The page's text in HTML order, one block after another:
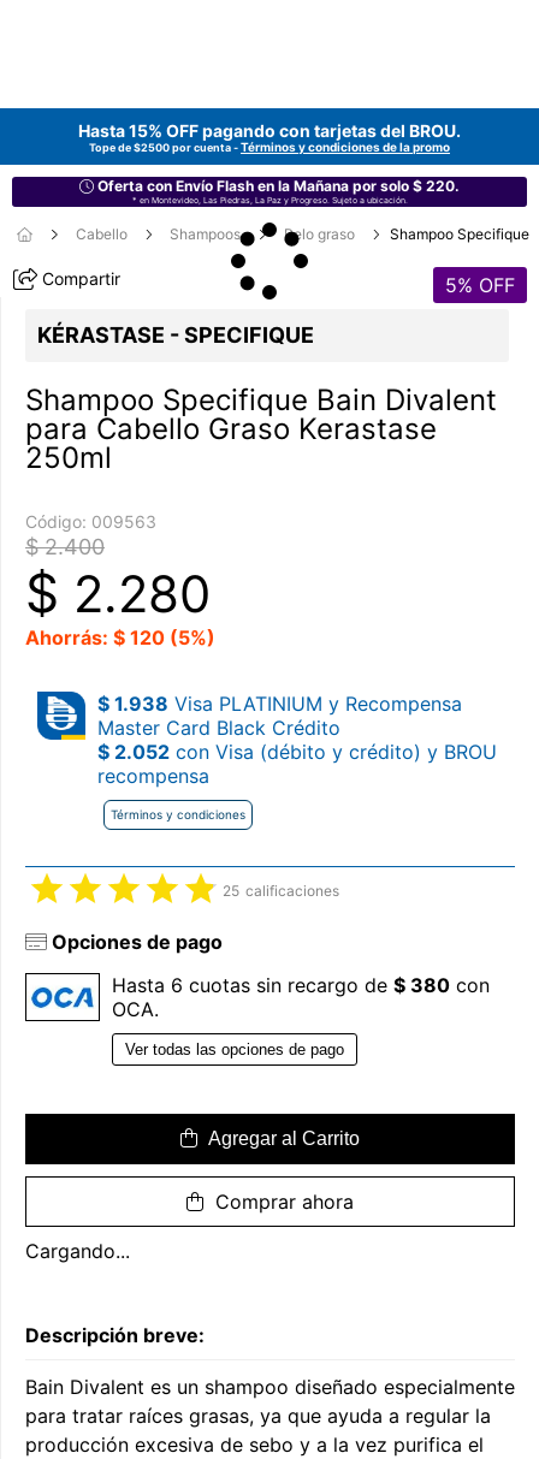
Hasta 15% OFF pagando con tarjetas del BROU.
Tope de $2500 por cuenta -Términos y condiciones de la promo
Oferta con Envío Flash en la Mañana por solo $ 220.
* en Montevideo, Las Piedras, La Paz y Progreso. Sujeto a ubicación.
Cabello Shampoos Pelo graso Shampoo Specifique
Compartir 5% OFF
KÉRASTASE - SPECIFIQUE
Shampoo Specifique Bain Divalent
para Cabello Graso Kerastase
250ml
Código: 009563
$ 2.400
$ 2.280
Ahorrás: $ 120 (5%)
$ 1.938 Visa PLATINIUM y Recompensa
Master Card Black Crédito
$ 2.052 con Visa (débito y crédito) y BROU
recompensa
Términos y condiciones
25 calificaciones
Opciones de pago
Hasta 6 cuotas sin recargo de $ 380 con
OCA.
Ver todas las opciones de pago
Agregar al Carrito
Comprar ahora
Cargando...
Descripción breve:
Bain Divalent es un shampoo diseñado especialmente
para tratar raíces grasas, ya que ayuda a regular la
producción excesiva de sebo y a la vez purifica el